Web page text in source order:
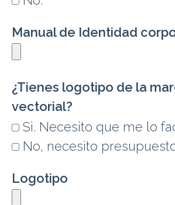
Manual de Identidad
¿Tienes logotipo de la
vectorial?
Si. Necesito que me lo
No, necesito
Logotipo